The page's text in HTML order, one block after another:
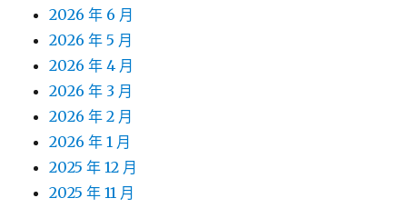
2026 年 6 月
2026 年 5 月
2026 年 4 月
2026 年 3 月
2026 年 2 月
2026 年 1 月
2025 年 12 月
2025 年 11 月